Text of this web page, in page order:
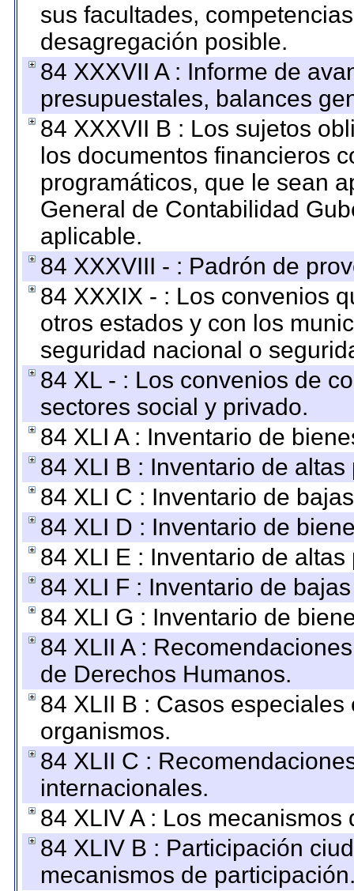
sus facultades,
desagregación posible.
84 XXXVII A : Informe de
presupuestales, balances
84 XXXVII B : Los sujetos
los documentos financieros
programáticos, que le sean
General de Contabilidad
aplicable.
84 XXXVIII - : Padrón de
84 XXXIX - : Los convenios
otros estados y con los
seguridad nacional o
84 XL - : Los convenios de
sectores social y privado.
84 XLI A : Inventario de
84 XLI B : Inventario de
84 XLI C : Inventario de
84 XLI D : Inventario de
84 XLI E : Inventario de
84 XLI F : Inventario de
84 XLI G : Inventario de
84 XLII A :
de Derechos Humanos.
84 XLII B : Casos
organismos.
84 XLII C :
internacionales.
84 XLIV A : Los
84 XLIV B : Participación
mecanismos de